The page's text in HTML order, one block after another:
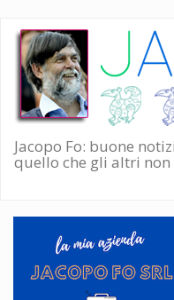
Salta
contenuto
principale
Jacopo Fo: buone
quello che gli altri